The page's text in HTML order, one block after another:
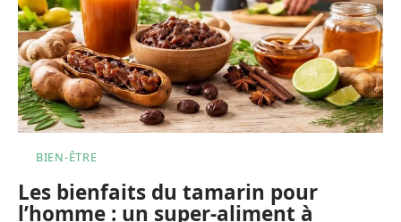
BIEN-ÊTRE
Les bienfaits du tamarin pour
l’homme : un super-aliment à